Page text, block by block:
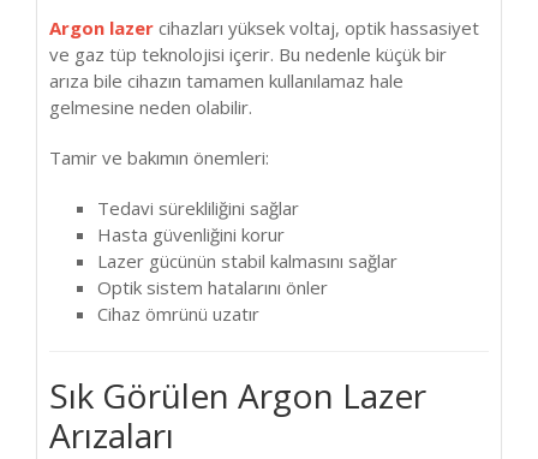
Argon lazer cihazları yüksek voltaj, optik hassasiyet
ve gaz tüp teknolojisi içerir. Bu nedenle küçük bir
arıza bile cihazın tamamen kullanılamaz hale
gelmesine neden olabilir.
Tamir ve bakımın önemleri:
Tedavi sürekliliğini sağlar
Hasta güvenliğini korur
Lazer gücünün stabil kalmasını sağlar
Optik sistem hatalarını önler
Cihaz ömrünü uzatır
Sık Görülen Argon Lazer
Arızaları